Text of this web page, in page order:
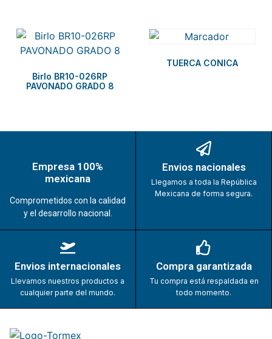
Birlo BR10-026RP
PAVONADO GRADO 8
TUERCA CONICA
Empresa 100%
mexicana
Comprometidos con la calidad
y el desarrollo nacional.
Envios nacionales
Llegamos a toda la República
Mexicana de forma segura.
Envios internacionales
Llevamos nuestros productos a
cualquier parte del mundo.
Compra garantizada
Tu compra está respaldada en
todo momento.